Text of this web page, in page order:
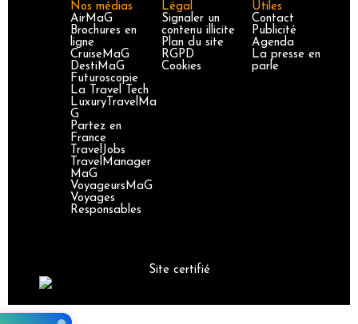
Nos médias
AirMaG
Brochures en
ligne
CruiseMaG
DestiMaG
Futuroscopie
La Travel Tech
LuxuryTravelMa
G
Partez en
France
TravelJobs
TravelManager
MaG
VoyageursMaG
Voyages
Responsables
Légal
Signaler un
contenu illicite
Plan du site
RGPD
Cookies
Utiles
Contact
Publicité
Agenda
La presse en
parle
Site certifié